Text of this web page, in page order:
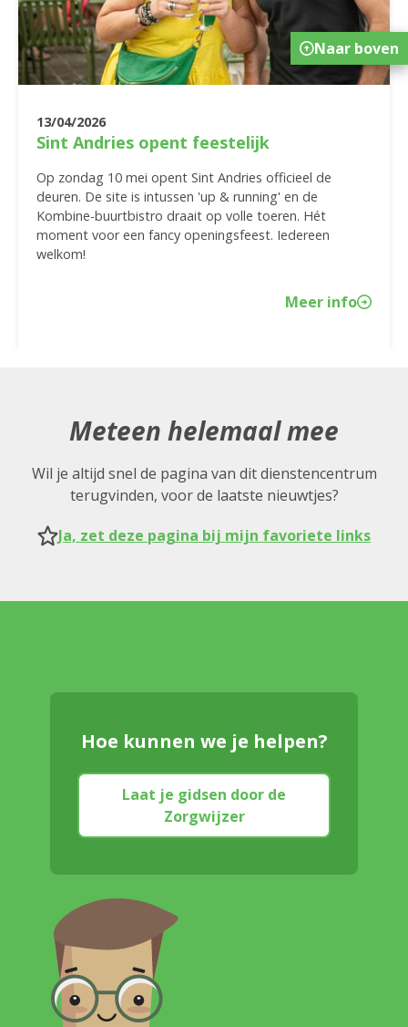
13/04/2026
Sint Andries opent feestelijk
Op zondag 10 mei opent Sint Andries officieel de
deuren. De site is intussen 'up & running' en de
Kombine-buurtbistro draait op volle toeren. Hét
moment voor een fancy openingsfeest. Iedereen
welkom!
Meer info
Meteen helemaal mee
Wil je altijd snel de pagina van dit dienstencentrum
terugvinden, voor de laatste nieuwtjes?
Ja, zet deze pagina bij mijn favoriete links
Hoe kunnen we je helpen?
Laat je gidsen door de
Zorgwijzer
Naar boven